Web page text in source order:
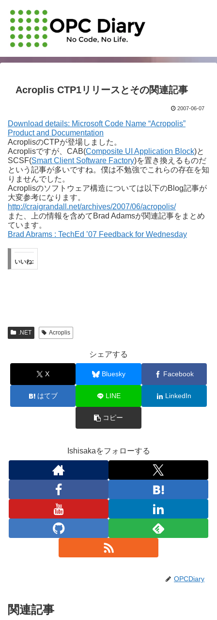
Acroplis CTP1リリースとその関連記事
2007-06-07
Download details: Microsoft Code Name “Acropolis”
Product and Documentation
AcroplisのCTPが登場しました。
Acroplisですが、CAB(Composite UI Application Block)と
SCSF(Smart Client Software Factory)を置き換えるものだ
という記事が多いですね。僕は不勉強でこれらの存在を知
りませんでした。
Acroplisのソフトウェア構造については以下のBlog記事が
大変参考になります。
http://craigrandall.net/archives/2007/06/acropolis/
また、上の情報を含めてBrad Adamsが関連記事をまとめ
ています。
Brad Abrams : TechEd ’07 Feedback for Wednesday
いいね:
.NET Acroplis
シェアする
X Bluesky Facebook
はてブ LINE LinkedIn
コピー
Ishisakaをフォローする
OPCDiary
関連記事